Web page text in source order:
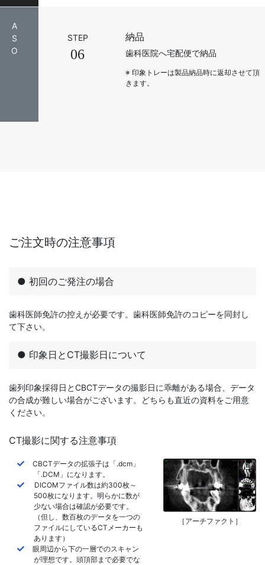
A
S
O
STEP
06
納品
歯科医院へ宅配便で納品
※ 印象トレーは製品納品時に返却させて頂
きます。
ご注文時の注意事項
● 初回のご発注の場合
歯科医師免許の控えが必要です。歯科医師免許のコピーを同封し
て下さい。
● 印象日とCT撮影日について
歯列印象採得日とCBCTデータの撮影日に乖離がある場合、データ
の合成が難しい場合がございます。どちらも直近の資料をご用意
ください。
CT撮影に関する注意事項
CBCTデータの拡張子は「.dcm」
「.DCM」になります。
DICOMファイル数は約300枚～
500枚になります。明らかに数が
少ない場合は確認が必要です。
（但し、数百枚のデータを一つの
ファイルにしているCTメーカーも
あります）
眼周辺から下の一層でのスキャン
が理想です。頭頂部まで必要でな
［アーチファクト］